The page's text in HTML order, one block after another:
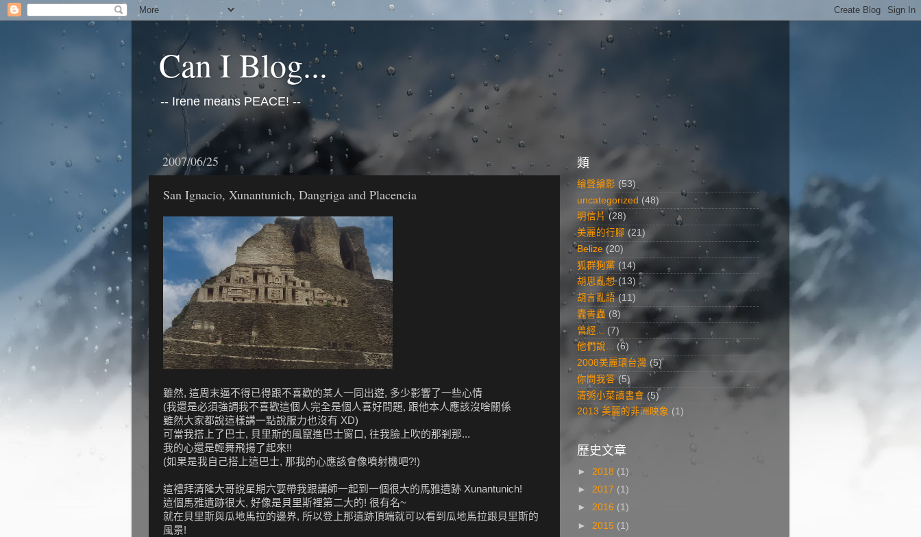
Can I Blog...
-- Irene means PEACE! --
2007/06/25
San Ignacio, Xunantunich, Dangriga and Placencia
雖然, 這周末逼不得已得跟不喜歡的某人一同出遊, 多少影響了一些心情
(我還是必須強調我不喜歡這個人完全是個人喜好問題, 跟他本人應該沒啥關係
雖然大家都說這樣講一點說服力也沒有 XD)
可當我搭上了巴士, 貝里斯的風竄進巴士窗口, 往我臉上吹的那剎那...
我的心還是輕舞飛揚了起來!!
(如果是我自己搭上這巴士, 那我的心應該會像噴射機吧?!)
這禮拜清隆大哥說星期六要帶我跟講師一起到一個很大的馬雅遺跡 Xunantunich!
這個馬雅遺跡很大, 好像是貝里斯裡第二大的! 很有名~
就在貝里斯與瓜地馬拉的邊界, 所以登上那遺跡頂端就可以看到瓜地馬拉跟貝里斯的
風景!
類
繪聲繪影 (53)
uncategorized (48)
明信片 (28)
美麗的行腳 (21)
Belize (20)
狐群狗黨 (14)
胡思亂想 (13)
胡言亂語 (11)
蠹書蟲 (8)
曾經...
(7)
他們說... (6)
2008美麗環台灣 (5)
你問我答 (5)
清粥小菜讀書會 (5)
2013 美麗的非洲映象 (1)
歷史文章
► 2018 (1)
► 2017 (1)
► 2016 (1)
► 2015 (1)